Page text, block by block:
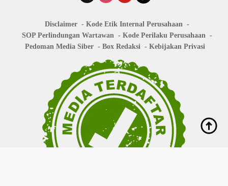
Disclaimer
Kode Etik Internal Perusahaan
SOP Perlindungan Wartawan
Kode Perilaku Perusahaan
Pedoman Media Siber
Box Redaksi Kebijakan Privasi